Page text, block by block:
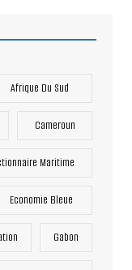
Afrique Du Sud
Cameroun
Maritime
Economie Bleue
Gabon